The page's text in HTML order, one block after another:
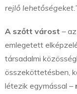
rejlő
A szőtt várost –
emlegetett
társadalmi
összeköttetésben,
létezik egymással –